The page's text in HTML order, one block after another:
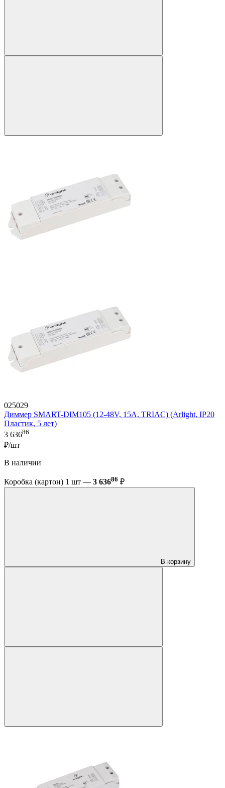
025029
Диммер SMART-DIM105 (12-48V, 15A, TRIAC) (Arlight, IP20
Пластик, 5 лет)
3 63686
₽/шт
В наличии
Коробка (картон) 1 шт — 3 63686 ₽
В корзину